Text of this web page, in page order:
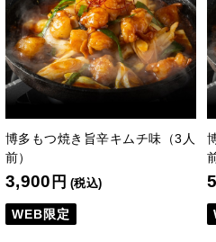
博多もつ焼き旨辛キムチ味（3人
前）
3,900 円 (税込)
WEB限定